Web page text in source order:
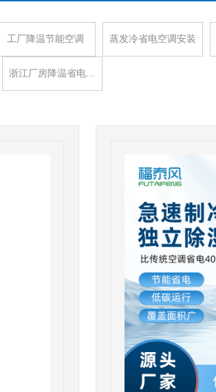
工厂降温节能空调 蒸发冷省电空调安装
浙江厂房降温省电…